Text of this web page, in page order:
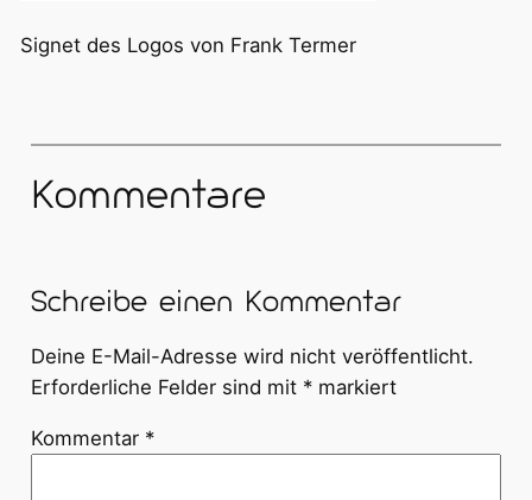
Signet des Logos von Frank Termer
Kommentare
Schreibe einen Kommentar
Deine E-Mail-Adresse wird nicht veröffentlicht.
Erforderliche Felder sind mit *markiert
Kommentar *